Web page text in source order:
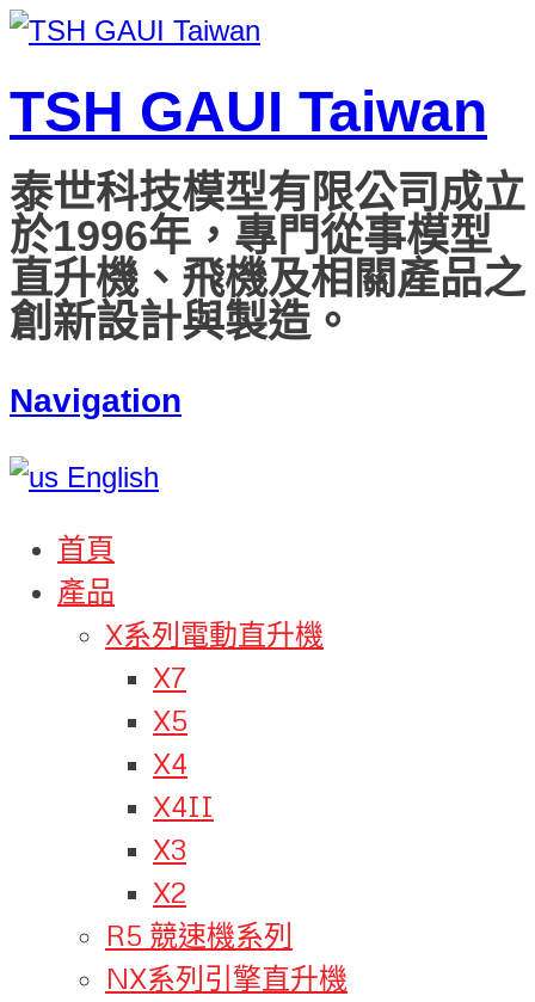
TSH GAUI Taiwan
泰世科技模型有限公司成立
於1996年，專門從事模型
直升機、飛機及相關產品之
創新設計與製造。
Navigation
English
首頁
產品
X系列電動直升機
X7
X5
X4
X4II
X3
X2
R5 競速機系列
NX系列引擎直升機